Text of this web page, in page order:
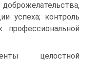
успеха; контроль
профессиональной
целостной